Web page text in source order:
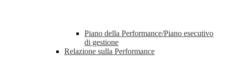
Piano della Performance/Piano esecutivo
di gestione
Relazione sulla Performance